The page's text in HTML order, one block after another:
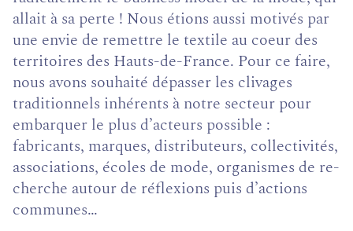
allait à sa perte ! Nous étions aussi motivés par
une envie de remettre le textile au coeur des
territoires des Hauts-de-France. Pour ce faire,
nous avons souhaité dépasser les clivages
traditionnels inhérents à notre secteur pour
embarquer le plus d’ac­teurs possible :
fabricants, marques, distributeurs, collec­tivités,
associations, écoles de mode, organismes de re­
cherche autour de réflexions puis d’actions
communes…